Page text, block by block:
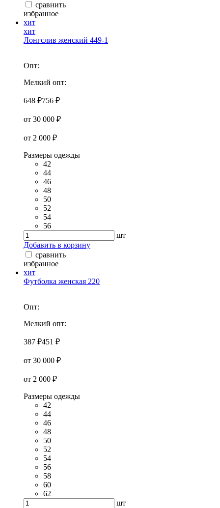
сравнить
избранное
хит
хит
Лонгслив женский 449-1
Опт:
Мелкий опт:
648 ₽756 ₽
от 30 000 ₽
от 2 000 ₽
Размеры одежды
42
44
46
48
50
52
54
56
шт
Добавить в корзину
сравнить
избранное
хит
Футболка женская 220
Опт:
Мелкий опт:
387 ₽451 ₽
от 30 000 ₽
от 2 000 ₽
Размеры одежды
42
44
46
48
50
52
54
56
58
60
62
шт